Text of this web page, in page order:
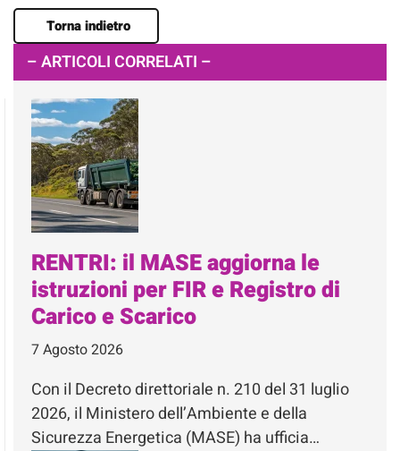
Torna indietro
– ARTICOLI CORRELATI –
RENTRI: il MASE aggiorna le
istruzioni per FIR e Registro di
Carico e Scarico
7 Agosto 2026
Con il Decreto direttoriale n. 210 del 31 luglio
2026, il Ministero dell’Ambiente e della
Sicurezza Energetica (MASE) ha ufficia…